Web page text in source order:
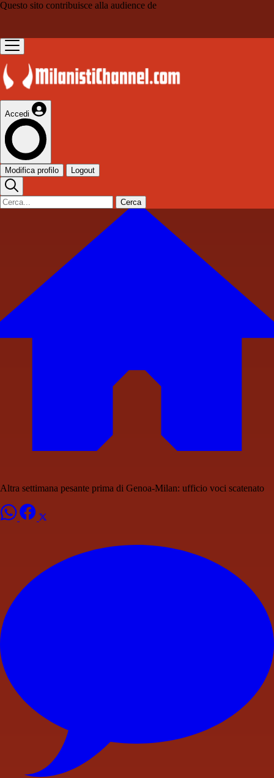
Questo sito contribuisce alla audience de
Accedi
Modifica profilo Logout
Cerca
Altra settimana pesante prima di Genoa-Milan: ufficio voci scatenato